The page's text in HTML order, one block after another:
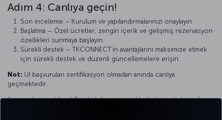
Adım 4: Canlıya geçin!
Son inceleme – Kurulum ve yapılandırmalarınızı onaylayın.
Başlatma – Özel ücretler, zengin içerik ve gelişmiş rezervasyon
özellikleri sunmaya başlayın.
Sürekli destek – TKCONNECT'in avantajlarını maksimize etmek
için sürekli destek ve düzenli güncellemelere erişin.
Not: UI başvuruları sertifikasyon olmadan anında canlıya
geçmektedir.
Aramıza hoş geldiniz! Seyahat deneyimini dönüştürmede başarılı,